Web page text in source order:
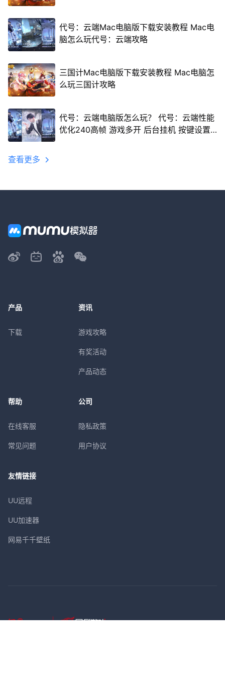
代号：云端Mac电脑版下载安装教程 Mac电
脑怎么玩代号：云端攻略
三国计Mac电脑版下载安装教程 Mac电脑怎
么玩三国计攻略
代号：云端电脑版怎么玩？ 代号：云端性能
优化240高帧 游戏多开 后台挂机 按键设置
查看更多
产品
下载
资讯
游戏攻略
有奖活动
产品动态
帮助
在线客服
常见问题
公司
隐私政策
用户协议
友情链接
UU远程
UU加速器
网易千千壁纸